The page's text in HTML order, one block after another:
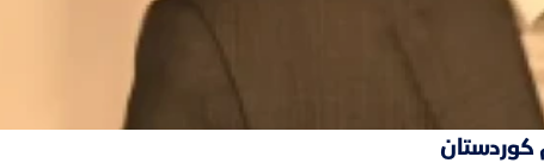
كوردستان